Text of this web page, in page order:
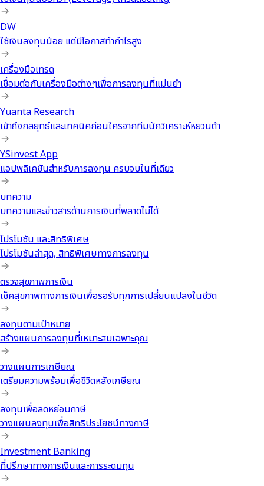
DW
ใช้เงินลงทุนน้อย แต่มีโอกาสทำกำไรสูง
เครื่องมือเทรด
เชื่อมต่อกับเครื่องมือต่างๆเพื่อการลงทุนที่แม่นยำ
Yuanta Research
เข้าถึงกลยุทธ์และเทคนิคก่อนใครจากทีมนักวิเคราะห์หยวนต้า
YSinvest App
แอปพลิเคชันสำหรับการลงทุน ครบจบในที่เดียว
บทความ
บทความและข่าวสารด้านการเงินที่พลาดไม่ได้
โปรโมชัน และสิทธิพิเศษ
โปรโมชันล่าสุด, สิทธิพิเศษทางการลงทุน
ตรวจสุขภาพการเงิน
เช็คสุขภาพทางการเงินเพื่อรอรับทุกการเปลี่ยนแปลงในชีวิต
ลงทุนตามเป้าหมาย
สร้างแผนการลงทุนที่เหมาะสมเฉพาะคุณ
วางแผนการเกษียณ
เตรียมความพร้อมเพื่อชีวิตหลังเกษียณ
ลงทุนเพื่อลดหย่อนภาษี
วางแผนลงทุนเพื่อสิทธิประโยชน์ทางภาษี
Investment Banking
ที่ปรึกษาทางการเงินและการระดมทุน